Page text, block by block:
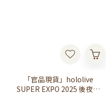
「官品現貨」hololive
SUPER EXPO 2025 後夜祭